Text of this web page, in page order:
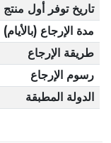
تاريخ توفر أول منتج
مدة الإرجاع (بالأيام)
طريقة الإرجاع
رسوم الإرجاع
الدولة المطبقة